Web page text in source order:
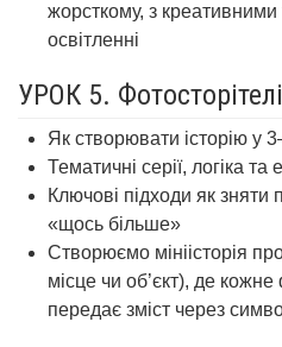
жорсткому, з
освітленні
УРОК 5.
Як створювати історію у
Тематичні серії, логіка та
Ключові підходи як
«щось більше»
Створюємо мініісторія
місце чи об’єкт), де
передає зміст через